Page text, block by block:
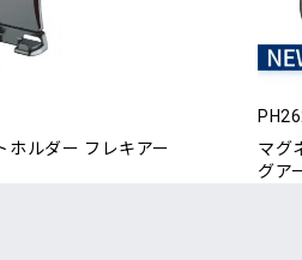
ホルダー フレキアー
マグ
グア